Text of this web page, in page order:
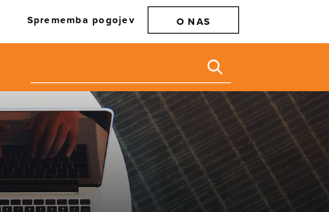
Sprememba pogojev O NAS